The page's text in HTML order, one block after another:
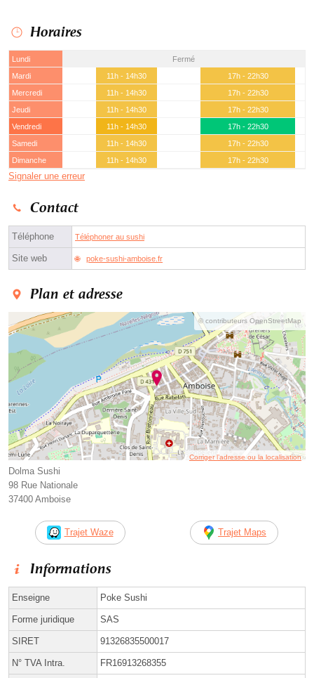
Horaires
Lundi
Fermé
Mardi
11h - 14h30
17h - 22h30
Mercredi
11h - 14h30
17h - 22h30
Jeudi
11h - 14h30
17h - 22h30
Vendredi
11h - 14h30
17h - 22h30
Samedi
11h - 14h30
17h - 22h30
Dimanche
11h - 14h30 17h - 22h30
Signaler une erreur
Contact
Téléphone Téléphoner au sushi
Site web poke-sushi-amboise.fr
Plan et adresse
© contributeurs OpenStreetMap
Corriger l’adresse ou la localisation
Dolma Sushi
98 Rue Nationale
37400 Amboise
Trajet Waze Trajet Maps
Informations
Enseigne Poke Sushi
Forme juridique SAS
SIRET 91326835500017
N° TVA Intra. FR16913268355